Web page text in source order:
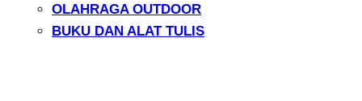
OLAHRAGA OUTDOOR
BUKU DAN ALAT TULIS